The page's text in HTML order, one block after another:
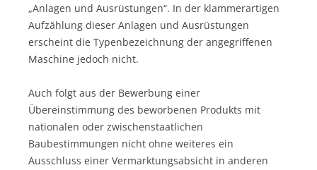
„Anlagen und Ausrüstungen“. In der klammerartigen
Aufzählung dieser Anlagen und Ausrüstungen
erscheint die Typenbezeichnung der angegriffenen
Maschine jedoch nicht.
Auch folgt aus der Bewerbung einer
Übereinstimmung des beworbenen Produkts mit
nationalen oder zwischenstaatlichen
Baubestimmungen nicht ohne weiteres ein
Ausschluss einer Vermarktungsabsicht in anderen